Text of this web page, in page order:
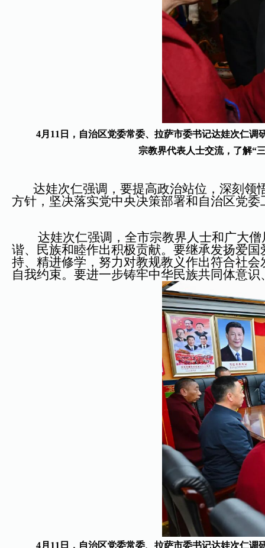
4月11日，自治区党委常委、拉萨市委书记达娃次仁
宗教界代表人士交流，了解“
达娃次仁强调，要提高政治站位，深刻领
方针，坚决落实党中央决策部署和自治区党
达娃次仁强调，全市宗教界人士和广大僧
谐、民族和睦作出积极贡献。要继承发扬爱
持、精进修学，努力对教规教义作出符合社
自我约束。要进一步铸牢中华民族共同体意
4月11日，自治区党委常委、拉萨市委书记达娃次仁